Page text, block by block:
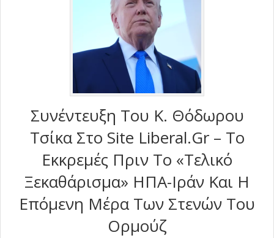
Συνέντευξη Του Κ. Θόδωρου
Τσίκα Στο Site Liberal.gr – Το
Εκκρεμές Πριν Το «τελικό
Ξεκαθάρισμα» ΗΠΑ-Ιράν Και Η
Επόμενη Μέρα Των Στενών Του
Ορμούζ